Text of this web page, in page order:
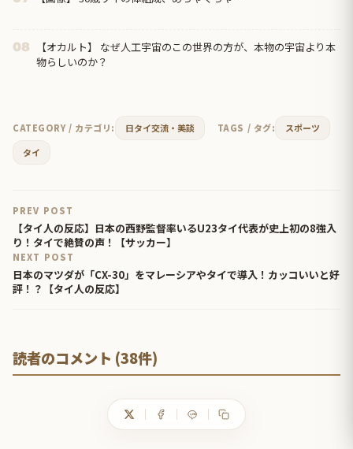
08
【オカルト】 なぜ人工宇宙のこの世界の方が、本物の宇宙より本
物らしいのか？
CATEGORY / カテゴリ: 日タイ交流・美談 TAGS / タグ:
スポーツ
タイ
PREV POST
【タイ人の反応】日本の西野監督率いるU23タイ代表が史上初の8強入
り！タイで絶賛の声！【サッカー】
NEXT POST
日本のマツダが「CX-30」をマレーシアやタイで導入！カッコいいと好
評！？【タイ人の反応】
読者のコメント (38件)